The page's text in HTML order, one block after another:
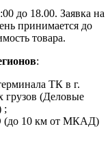
до 18.00. Заявка на
принимается до
товара.
:
ТК в г.
(Деловые
;
(до 10 км от МКАД)